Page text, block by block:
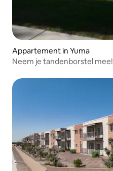
Appartement in Yuma
Neem je tandenborstel mee!